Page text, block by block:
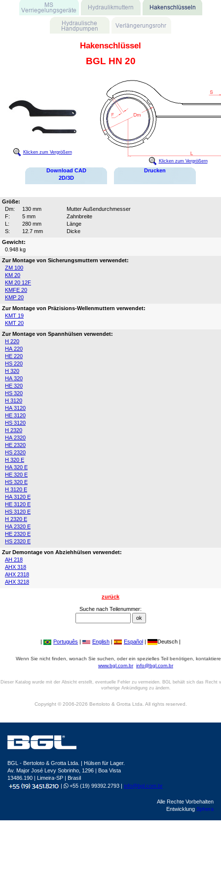
Hakenschlüssel
BGL HN 20
Klicken zum Vergrößern
Klicken zum Vergrößern
Download CAD
2D/3D
Drucken
Größe:
Dm:
130 mm
Mutter Außendurchmesser
F:
5 mm
Zahnbreite
L:
280 mm
Länge
S:
12.7 mm
Dicke
Gewicht:
0.948 kg
Zur Montage von Sicherungsmuttern verwendet:
ZM 100
KM 20
KM 20 12F
KMFE 20
KMP 20
Zur Montage von Präzisions-Wellenmuttern verwendet:
KMT 19
KMT 20
Zur Montage von Spannhülsen verwendet:
H 220
HA 220
HE 220
HS 220
H 320
HA 320
HE 320
HS 320
H 3120
HA 3120
HE 3120
HS 3120
H 2320
HA 2320
HE 2320
HS 2320
H 320 E
HA 320 E
HE 320 E
HS 320 E
H 3120 E
HA 3120 E
HE 3120 E
HS 3120 E
H 2320 E
HA 2320 E
HE 2320 E
HS 2320 E
Zur Demontage von Abziehhülsen verwendet:
AH 218
AHX 318
AHX 2318
AHX 3218
zurück
Suche nach Teilenummer:
| Português | English | Español | Deutsch |
Wenn Sie nicht finden, wonach Sie suchen, oder ein spezielles Teil benötigen,
www.bgl.com.br info@bgl.com.br
Dieser Katalog wurde mit der Absicht erstellt, eventuelle Fehler zu vermeiden. BGL behält sich das Recht
vorherige Ankündigung zu ändern.
Copyright © 2006-2026 Bertoloto & Grotta Ltda. All rights reserved.
BGL - Bertoloto & Grotta Ltda. | Hülsen für Lager.
Av. Major José Levy Sobrinho, 1296 | Boa Vista
13486.190 | Limeira-SP | Brasil
|
+55 (19) 99392.2793 | info@bgl.com.br
Alle Rechte Vorbehalten
Entwicklung Sphera